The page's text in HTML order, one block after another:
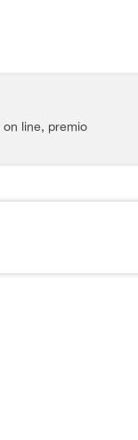
on line, premio